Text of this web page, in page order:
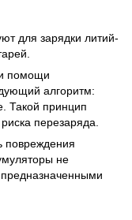
для зарядки литий-
помощи
алгоритм:
Такой принцип
перезаряда.
повреждения
не
предназначенными